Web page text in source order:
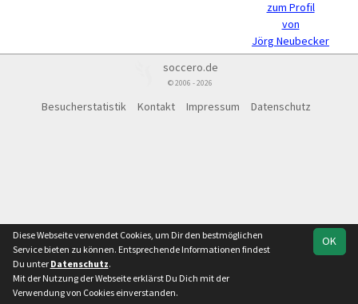
zum Profil
von
Jörg Neubecker
soccero.de
© 2006 - 2026
Besucherstatistik Kontakt Impressum Datenschutz
OK
Diese Webseite verwendet Cookies, um Dir den bestmöglichen
Service bieten zu können. Entsprechende Informationen findest
Du unter Datenschutz.
Mit der Nutzung der Webseite erklärst Du Dich mit der
Verwendung von Cookies einverstanden.